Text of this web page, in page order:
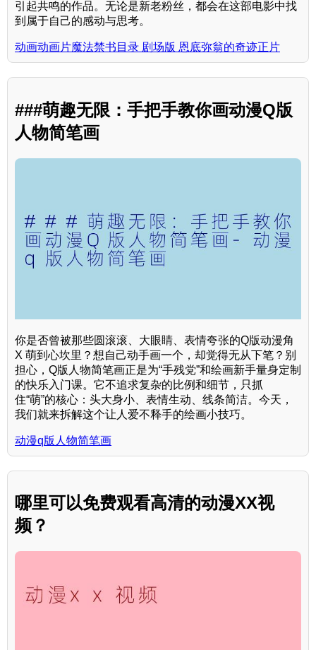
引起共鸣的作品。无论是新老粉丝，都会在这部电影中找
到属于自己的感动与思考。
动画动画片魔法禁书目录 剧场版 恩底弥翁的奇迹正片
###萌趣无限：手把手教你画动漫Q版
人物简笔画
你是否曾被那些圆滚滚、大眼睛、表情夸张的Q版动漫角
X 萌到心坎里？想自己动手画一个，却觉得无从下笔？别
担心，Q版人物简笔画正是为“手残党”和绘画新手量身定制
的快乐入门课。它不追求复杂的比例和细节，只抓
住“萌”的核心：头大身小、表情生动、线条简洁。今天，
我们就来拆解这个让人爱不释手的绘画小技巧。
动漫q版人物简笔画
哪里可以免费观看高清的动漫XX视
频？